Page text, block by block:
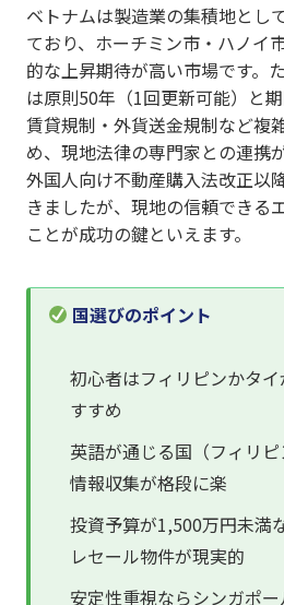
ベトナムは製造業の集積地とし
ており、ホーチミン市・ハノイ
的な上昇期待が高い市場です。
は原則50年（1回更新可能）と
賃貸規制・外貨送金規制など複
め、現地法律の専門家との連携
外国人向け不動産購入法改正以
きましたが、現地の信頼できる
ことが成功の鍵といえます。
国選びのポイント
初心者はフィリピンかタ
すすめ
英語が通じる国（フィリ
情報収集が格段に楽
投資予算が1,500万円未満
レセール物件が現実的
安定性重視ならシンガポ